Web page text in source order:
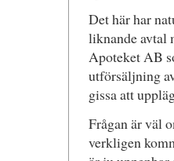
Det här har
liknande avtal
Apoteket AB
utförsäljning
gissa att
Frågan är väl
verkligen